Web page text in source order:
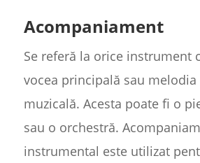
Acompaniament
Se referă la orice instrument
vocea principală sau
muzicală. Acesta poate fi o
sau o orchestră.
instrumental este utilizat